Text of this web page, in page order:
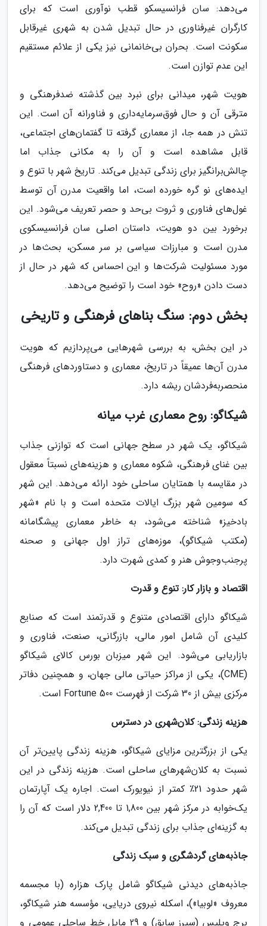
می‌دهد: سان فرانسیسکو قطب نوآوری است که برای
کارگران غیرفناوری در حال تبدیل شدن به شهری غیرقابل
سکونت است. بحران بی‌خانمانی نیز یکی از علائم مستقیم
این عدم توازن است.
هویت شهر، میدانی برای نبرد بین گذشته ضدفرهنگی و
مترقی آن و حال فوق‌سرمایه‌داری و فناورانه آن است. این
تنش در همه جا، از معماری گرفته تا گفتمان‌های اجتماعی،
قابل مشاهده است و آن را به مکانی جذاب اما
چالش‌برانگیز برای زندگی تبدیل می‌کند. تاریخ شهر با تنوع و
ایده‌های نو گره خورده است، اما واقعیت مدرن آن توسط
غول‌های فناوری و ثروت بی‌حد و حصر تعریف می‌شود. این
برخورد بین دو هویت، داستان اصلی سان فرانسیسکوی
مدرن است و مبارزات سیاسی بر سر مسکن، بحث‌ها در
مورد مسئولیت شرکت‌ها و این احساس که شهر در حال از
دست دادن «روح» خود است را توضیح می‌دهد.
بخش دوم: سنگ بناهای فرهنگی و تاریخی
در این بخش، به بررسی شهرهایی می‌پردازیم که هویت
مدرن آن‌ها عمیقاً در تاریخ، معماری و دستاوردهای فرهنگی
منحصربه‌فردشان ریشه دارد.
شیکاگو: روح معماری غرب میانه
شیکاگو، یک شهر در سطح جهانی است که توازنی جذاب
بین غنای فرهنگی، شکوه معماری و هزینه‌های نسبتاً معقول
در مقایسه با همتایان ساحلی خود ارائه می‌دهد. این شهر
که سومین شهر بزرگ ایالات متحده است و با نام «شهر
بادخیز» شناخته می‌شود، به خاطر معماری پیشگامانه
(مکتب شیکاگو)، موزه‌های تراز اول جهانی و صحنه
پرجنب‌وجوش هنر و کمدی شهرت دارد.
اقتصاد و بازار کار: تنوع و قدرت
شیکاگو دارای اقتصادی متنوع و قدرتمند است که صنایع
کلیدی آن شامل امور مالی، بازرگانی، صنعت، فناوری و
بازاریابی می‌شود. این شهر میزبان بورس کالای شیکاگو
(CME)، یکی از مراکز حیاتی مالی جهان، و همچنین دفاتر
مرکزی بیش از 30 شرکت از فهرست Fortune 500 است.
هزینه زندگی: کلان‌شهری در دسترس
یکی از بزرگترین مزایای شیکاگو، هزینه زندگی پایین‌تر آن
نسبت به کلان‌شهرهای ساحلی است. هزینه زندگی در این
شهر حدود 21٪ کمتر از نیویورک است. اجاره یک آپارتمان
یک‌خوابه در مرکز شهر بین 1,800 تا 2,400 دلار است که آن را
به گزینه‌ای جذاب برای زندگی تبدیل می‌کند.
جاذبه‌های گردشگری و سبک زندگی
جاذبه‌های دیدنی شیکاگو شامل پارک هزاره (با مجسمه
معروف «لوبیا»)، اسکله نیروی دریایی، مؤسسه هنر شیکاگو،
برج ویلیس (سیرز سابق) و 29 مایل خط ساحلی عمومی و